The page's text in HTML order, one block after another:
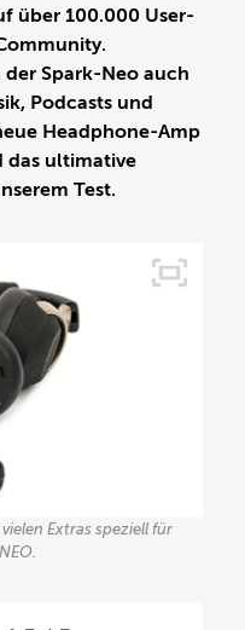
über 100.000 User-
Spark-Neo auch
Podcasts und
Headphone-Amp
das ultimative
Test.
Extras speziell für